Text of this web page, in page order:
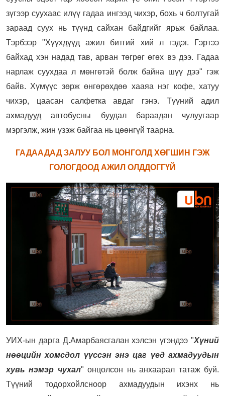
зүгээр суухаас илүү гадаа ингээд чихэр, бохь ч болтугай
зараад суух нь түүнд сайхан байдгийг ярьж байлаа.
Тэрбээр "Хүүхдүүд ажил битгий хий л гэдэг. Гэртээ
байхад хэн надад тав, арван төгрөг өгөх вэ дээ. Гадаа
нарлаж суухдаа л мөнгөтэй болж байна шүү дээ" гэж
байв. Хүмүүс зөрж өнгөрөхдөө хааяа нэг кофе, хатуу
чихэр, цаасан салфетка авдаг гэнэ. Түүний адил
ахмадууд автобусны буудал бараадан чулуугаар
мэргэлж, жин үзэж байгаа нь цөөнгүй таарна.
ГАДААДАД ЗАЛУУ БОЛ МОНГОЛД ХӨГШИН ГЭЖ
ГОЛОГДООД АЖИЛ ОЛДДОГГҮЙ
УИХ-ын дарга Д.Амарбаясгалан хэлсэн үгэндээ "Хүний
нөөцийн хомсдол үүссэн энэ цаг үед ахмадуудын
хувь нэмэр чухал" онцолсон нь анхаарал татаж буй.
Түүний тодорхойлсноор ахмадуудын ихэнх нь